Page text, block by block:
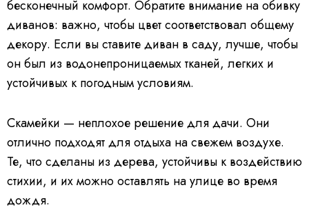
бесконечный комфорт. Обратите внимание на обивку
диванов: важно, чтобы цвет соответствовал общему
декору. Если вы ставите диван в саду, лучше, чтобы
он был из водонепроницаемых тканей, легких и
устойчивых к погодным условиям.
Скамейки — неплохое решение для дачи. Они
отлично подходят для отдыха на свежем воздухе.
Те, что сделаны из дерева, устойчивы к воздействию
стихии, и их можно оставлять на улице во время
дождя.